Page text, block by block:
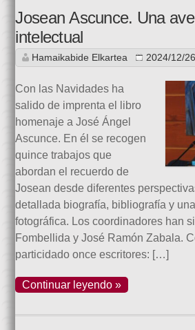
Josean Ascunce. Una
intelectual
Hamaikabide Elkartea 2024/12/26
Con las Navidades ha
salido de imprenta el libro
homenaje a José Ángel
Ascunce. En él se recogen
quince trabajos que
abordan el recuerdo de
Josean desde diferentes
detallada biografía, bibliografía y
fotográfica. Los coordinadores han
Fombellida y José Ramón Zabala.
particidado once escritores: […]
Continuar leyendo »